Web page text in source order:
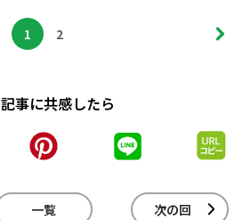
1 2
事に共感したら
一覧 次の回